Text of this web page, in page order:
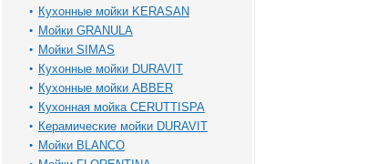
Кухонные мойки KERASAN
Мойки GRANULA
Мойки SIMAS
Кухонные мойки DURAVIT
Кухонные мойки ABBER
Кухонная мойка CERUTTISPA
Керамические мойки DURAVIT
Мойки BLANCO